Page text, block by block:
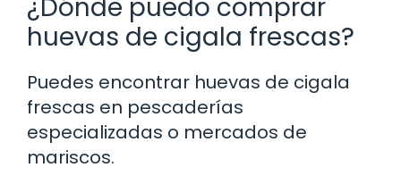
¿Dónde puedo comprar
huevas de cigala frescas?
Puedes encontrar huevas de cigala
frescas en pescaderías
especializadas o mercados de
mariscos.